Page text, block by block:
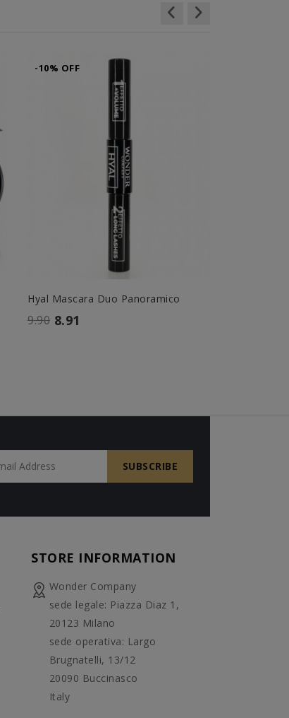
-10% OFF
Hyal Mascara Duo Panoramico
9.90 8.91
STORE INFORMATION
Wonder Company
sede legale: Piazza Diaz 1,
20123 Milano
sede operativa: Largo
Brugnatelli, 13/12
20090 Buccinasco
Italy